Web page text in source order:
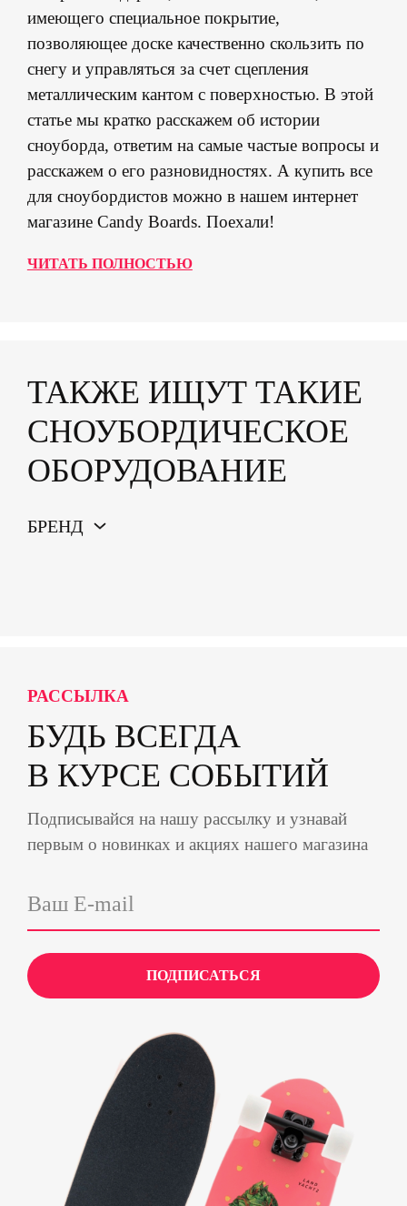
имеющего специальное покрытие,
позволяющее доске качественно скользить по
снегу и управляться за счет сцепления
металлическим кантом с поверхностью. В этой
статье мы кратко расскажем об истории
сноуборда, ответим на самые частые вопросы и
расскажем о его разновидностях. А купить все
для сноубордистов можно в нашем интернет
магазине Candy Boards. Поехали!
ЧИТАТЬ ПОЛНОСТЬЮ
ТАКЖЕ ИЩУТ ТАКИЕ
СНОУБОРДИЧЕСКОЕ
ОБОРУДОВАНИЕ
БРЕНД
РАССЫЛКА
БУДЬ ВСЕГДА
В КУРСЕ СОБЫТИЙ
Подписывайся на нашу рассылку и узнавай
первым о новинках и акциях нашего магазина